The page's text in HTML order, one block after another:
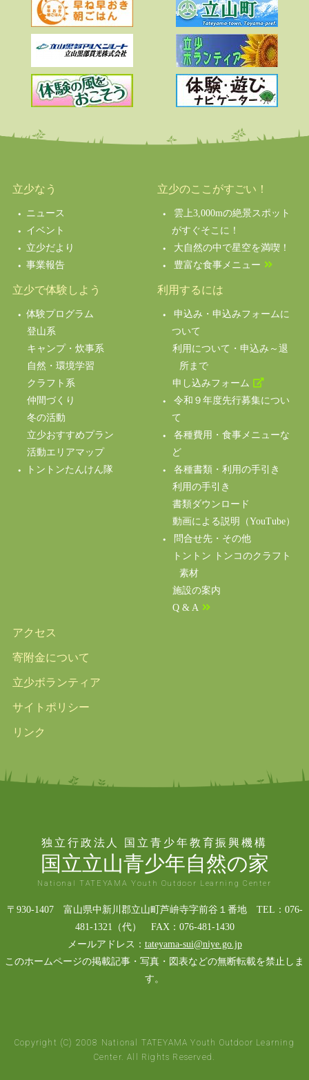
立少なう
ニュース
イベント
立少だより
事業報告
立少のここがすごい！
雲上3,000mの絶景スポット
がすぐそこに！
大自然の中で星空を満喫！
豊富な食事メニュー
立少で体験しよう
体験プログラム
登山系
キャンプ・炊事系
自然・環境学習
クラフト系
仲間づくり
冬の活動
立少おすすめプラン
活動エリアマップ
トントンたんけん隊
利用するには
申込み・申込みフォームに
ついて
利用について・申込み～退
所まで
申し込みフォーム
令和９年度先行募集につい
て
各種費用・食事メニューな
ど
各種書類・利用の手引き
利用の手引き
書類ダウンロード
動画による説明（YouTube）
問合せ先・その他
トントン トンコのクラフト
素材
施設の案内
Q & A
アクセス
寄附金について
立少ボランティア
サイトポリシー
リンク
独立行政法人 国立青少年教育振興機構
国立立山青少年自然の家
National TATEYAMA Youth Outdoor Learning Center
〒930-1407 富山県中新川郡立山町芦峅寺字前谷１番地 TEL：076-
481-1321（代） FAX：076-481-1430
メールアドレス： tateyama-sui@niye.go.jp
このホームページの掲載記事・写真・図表などの無断転載を禁止しま
す。
Copyright (C) 2008 National TATEYAMA Youth Outdoor Learning
Center. All Rights Reserved.